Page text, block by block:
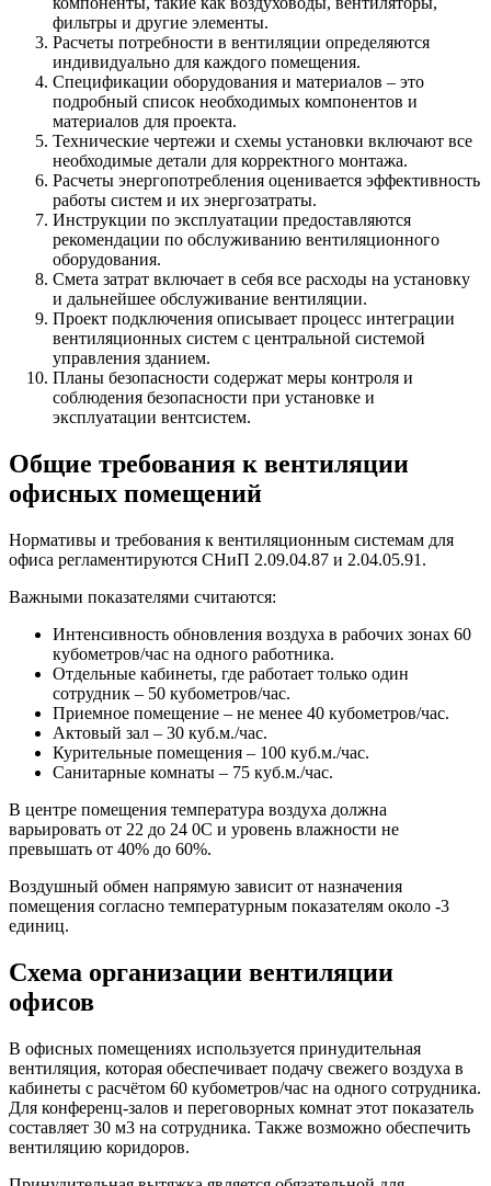
фильтры и другие элементы.
Расчеты потребности в вентиляции определяются
индивидуально для каждого помещения.
Спецификации оборудования и материалов – это
подробный список необходимых компонентов и
материалов для проекта.
Технические чертежи и схемы установки включают все
необходимые детали для корректного монтажа.
Расчеты энергопотребления оценивается эффективность
работы систем и их энергозатраты.
Инструкции по эксплуатации предоставляются
рекомендации по обслуживанию вентиляционного
оборудования.
Смета затрат включает в себя все расходы на установку
и дальнейшее обслуживание вентиляции.
Проект подключения описывает процесс интеграции
вентиляционных систем с центральной системой
управления зданием.
Планы безопасности содержат меры контроля и
соблюдения безопасности при установке и
эксплуатации вентсистем.
Общие требования к вентиляции
офисных помещений
Нормативы и требования к вентиляционным системам для
офиса регламентируются СНиП 2.09.04.87 и 2.04.05.91.
Важными показателями считаются:
Интенсивность обновления воздуха в рабочих зонах 60
кубометров/час на одного работника.
Отдельные кабинеты, где работает только один
сотрудник – 50 кубометров/час.
Приемное помещение – не менее 40 кубометров/час.
Актовый зал – 30 куб.м./час.
Курительные помещения – 100 куб.м./час.
Санитарные комнаты – 75 куб.м./час.
В центре помещения температура воздуха должна
варьировать от 22 до 24 0C и уровень влажности не
превышать от 40% до 60%.
Воздушный обмен напрямую зависит от назначения
помещения согласно температурным показателям около -3
единиц.
Схема организации вентиляции
офисов
В офисных помещениях используется принудительная
вентиляция, которая обеспечивает подачу свежего воздуха в
кабинеты с расчётом 60 кубометров/час на одного сотрудника.
Для конференц-залов и переговорных комнат этот показатель
составляет 30 м3 на сотрудника. Также возможно обеспечить
вентиляцию коридоров.